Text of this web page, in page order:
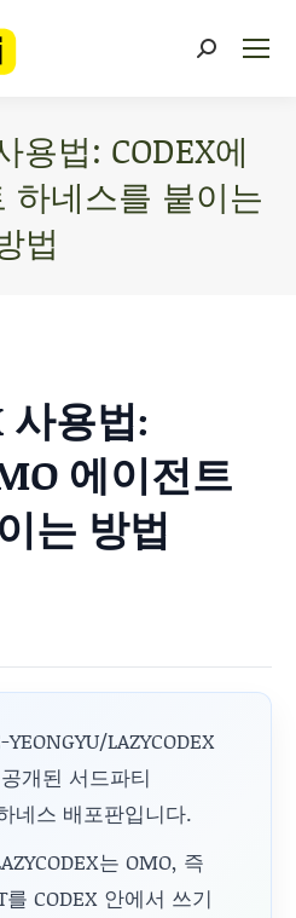
용법: CODEX에
하네스를 붙이는
법
사용법:
에이전트
는 방법
LAZYCODEX
개된 서드파티
네스 배포판입니다.
는 OMO, 즉
CODEX 안에서 쓰기